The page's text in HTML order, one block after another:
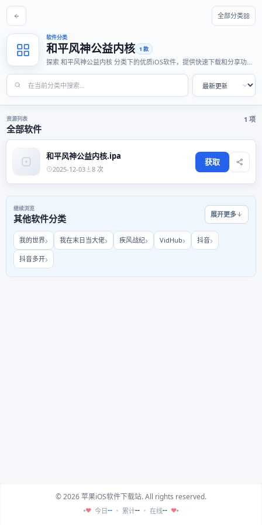
全部分类
软件分类
和平风神公益内核 1 款
探索 和平风神公益内核 分类下的优质iOS软件，提供快速下载和分享功
资源列表
全部软件
1 项
和平风神公益内核.ipa
2025-12-03 8 次
获取
继续浏览
其他软件分类 展开更多
我的世界 我在末日当大佬 疾风战纪 VidHub 抖音
抖音多开
© 2026 苹果iOS软件下载站. All rights reserved.
♥ 今日-- 累计-- 在线-- ♥